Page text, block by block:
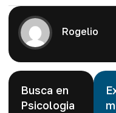
Rogelio
Busca en
Psicologia